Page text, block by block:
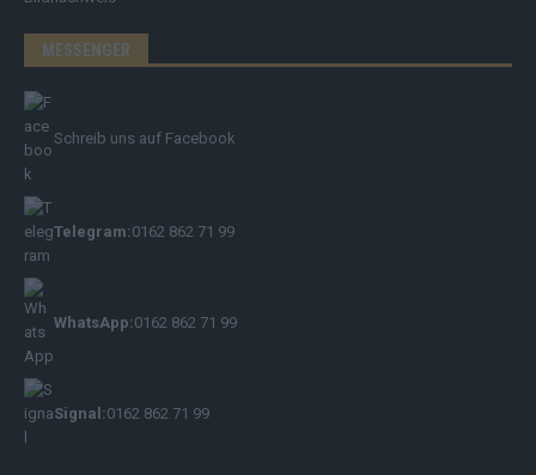
MESSENGER
Schreib uns auf Facebook
Telegram:0162 862 71 99
WhatsApp:0162 862 71 99
Signal:0162 862 71 99